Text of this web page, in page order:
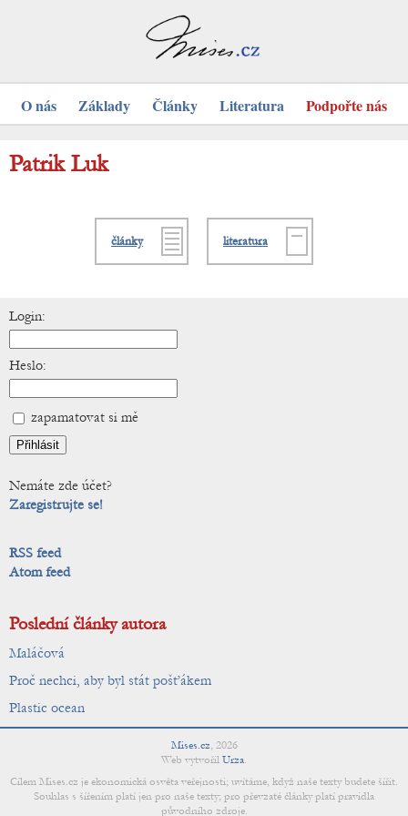
O nás Základy Články Literatura Podpořte nás
Patrik Luk
články literatura
Login:
Heslo:
zapamatovat si mě
Nemáte zde účet?
Zaregistrujte se!
RSS feed
Atom feed
Poslední články autora
Maláčová
Proč nechci, aby byl stát pošťákem
Plastic ocean
Mises.cz, 2026
Web vytvořil Urza.
Cílem Mises.cz je ekonomická osvěta veřejnosti; uvítáme, když naše texty budete šířit.
Souhlas s šířením platí jen pro naše texty; pro převzaté články platí pravidla
původního zdroje.